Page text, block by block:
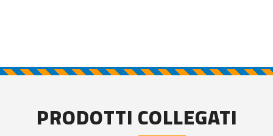
PRODOTTI COLLEGATI